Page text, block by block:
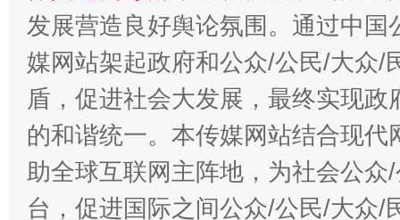
发展营造良好舆论氛围。通过中
媒网站架起政府和公众/公民/大众/
盾，促进社会大发展，最终实现
的和谐统一。本传媒网站结合现
助全球互联网主阵地，为社会公
台，促进国际之间公众/公民/大众/